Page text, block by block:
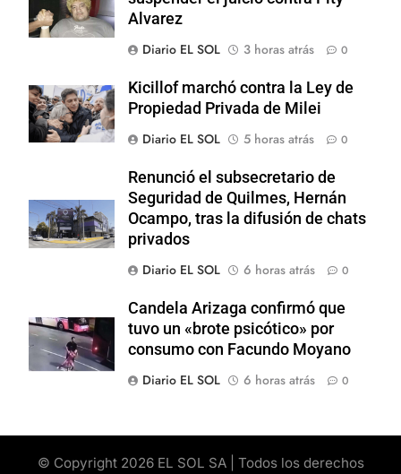
Alvarez
Diario EL SOL
3 horas atrás 0
Kicillof marchó contra la Ley de
Propiedad Privada de Milei
Diario EL SOL
5 horas atrás 0
Renunció el subsecretario de
Seguridad de Quilmes, Hernán
Ocampo, tras la difusión de chats
privados
Diario EL SOL
6 horas atrás 0
Candela Arizaga confirmó que
tuvo un «brote psicótico» por
consumo con Facundo Moyano
Diario EL SOL
6 horas atrás 0
© Copyright 2026 EL SOL SA | Todos los derechos